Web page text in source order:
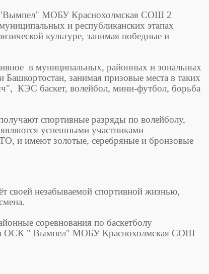
МОБУ Краснохолмская СОШ 2
и республиканских этапах
культуре, занимая победные и
в муниципальных, районных и зональных
занимая призовые места в таких
КЭС баскет, волейбол, мини-футбол, борьба
спортивные разряды по волейболу,
являются успешными участниками
и имеют золотые, серебряные и бронзовые
незабываемой спортивной жизнью,
соревнования по баскетболу
ОСК " Вымпел" МОБУ Краснохолмская СОШ